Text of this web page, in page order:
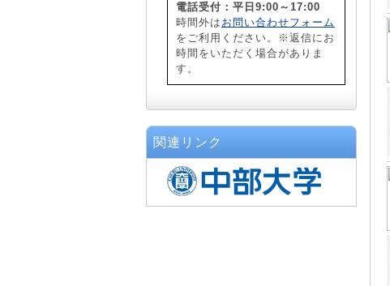
電話受付：平日9:00～17:00
時間外は お問い合わせフォーム
をご利用ください。※返信にお
時間をいただく場合がありま
す。
関連リンク